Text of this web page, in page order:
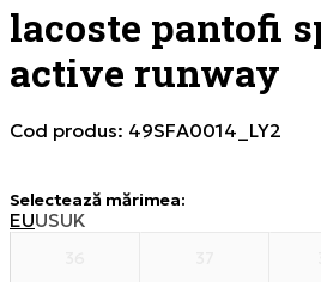
lacoste pantofi
active runway
Cod produs: 49SFA0014_LY2
Selectează mărimea:
EUUSUK